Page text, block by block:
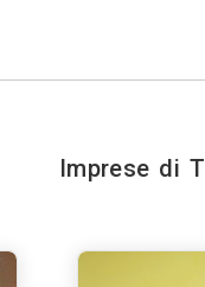
Imprese di